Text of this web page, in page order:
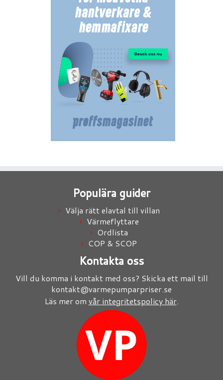
Populära guider
Välja rätt elavtal till villan
Värmeflyttare
Ordlista
COP & SCOP
Kontakta oss
Vill du komma i kontakt med oss? Skicka ett mail till
kontakt@varmepumparpriser.se
Läs mer om vår integritetspolicy här.